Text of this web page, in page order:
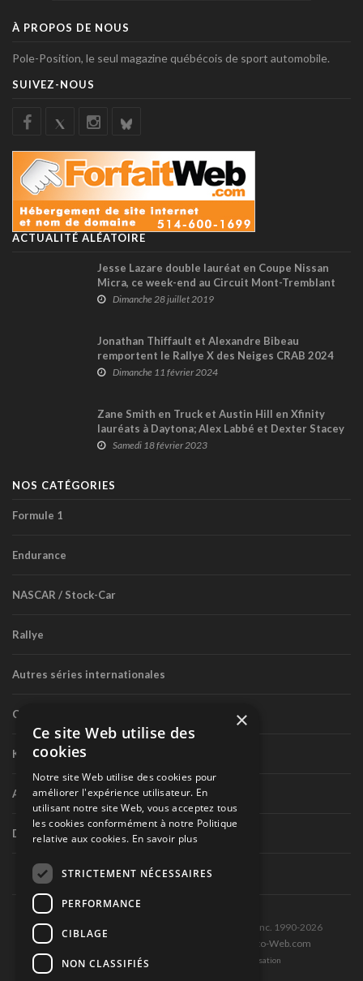
À PROPOS DE NOUS
Pole-Position, le seul magazine québécois de sport automobile.
SUIVEZ-NOUS
ACTUALITÉ ALÉATOIRE
Jesse Lazare double lauréat en Coupe Nissan
Micra, ce week-end au Circuit Mont-Tremblant
Dimanche 28 juillet 2019
Jonathan Thiffault et Alexandre Bibeau
remportent le Rallye X des Neiges CRAB 2024
Dimanche 11 février 2024
Zane Smith en Truck et Austin Hill en Xfinity
lauréats à Daytona; Alex Labbé et Dexter Stacey
non-qualifiés (+ vidéos)
Samedi 18 février 2023
NOS CATÉGORIES
Formule 1
Endurance
NASCAR / Stock-Car
Rallye
Autres séries internationales
Circuit routier canadien
Karting
Autres séries nationales
Divers
Tous droits réservés © Les Éditions Pole-Position inc. 1990-2026
Ce site est produit et hébergé par Montréal-Photo-Web.com
Politique de confidentialité et Conditions d’utilisation
×
Ce site Web utilise des
cookies
Notre site Web utilise des cookies pour
améliorer l'expérience utilisateur. En
utilisant notre site Web, vous acceptez tous
les cookies conformément à notre Politique
relative aux cookies. En savoir plus
STRICTEMENT NÉCESSAIRES
PERFORMANCE
CIBLAGE
NON CLASSIFIÉS